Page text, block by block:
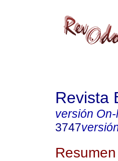
Revista
versión
3747
Resumen